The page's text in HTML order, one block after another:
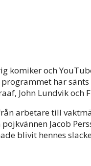
komiker och
har
John Lundvik och
arbetare till
Jacob
blivit hennes